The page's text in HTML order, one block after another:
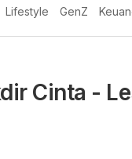
Lifestyle GenZ
Cinta -